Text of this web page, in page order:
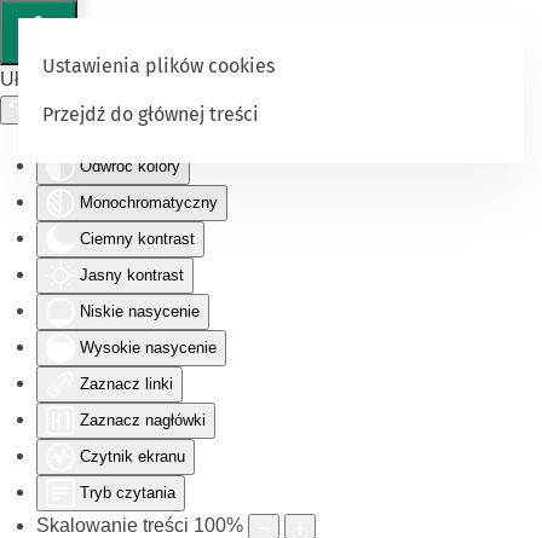
Ułatwienia dostępu
Odwróć kolory
Monochromatyczny
Ciemny kontrast
Jasny kontrast
Niskie nasycenie
Wysokie nasycenie
Zaznacz linki
Zaznacz nagłówki
Czytnik ekranu
Tryb czytania
Skalowanie treści 100%
Ustawienia plików cookies
Przejdź do głównej treści